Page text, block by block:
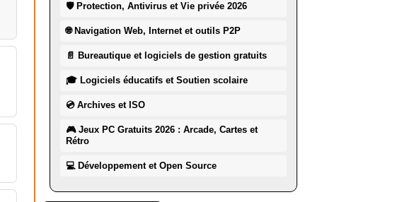
🛡 Protection, Antivirus et Vie privée 2026
🌐 Navigation Web, Internet et outils P2P
📄 Bureautique et logiciels de gestion gratuits
🎓 Logiciels éducatifs et Soutien scolaire
💿 Archives et ISO
🎮 Jeux PC Gratuits 2026 : Arcade, Cartes et
Rétro
💻 Développement et Open Source